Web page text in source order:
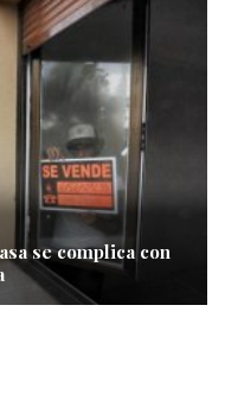
se complica con